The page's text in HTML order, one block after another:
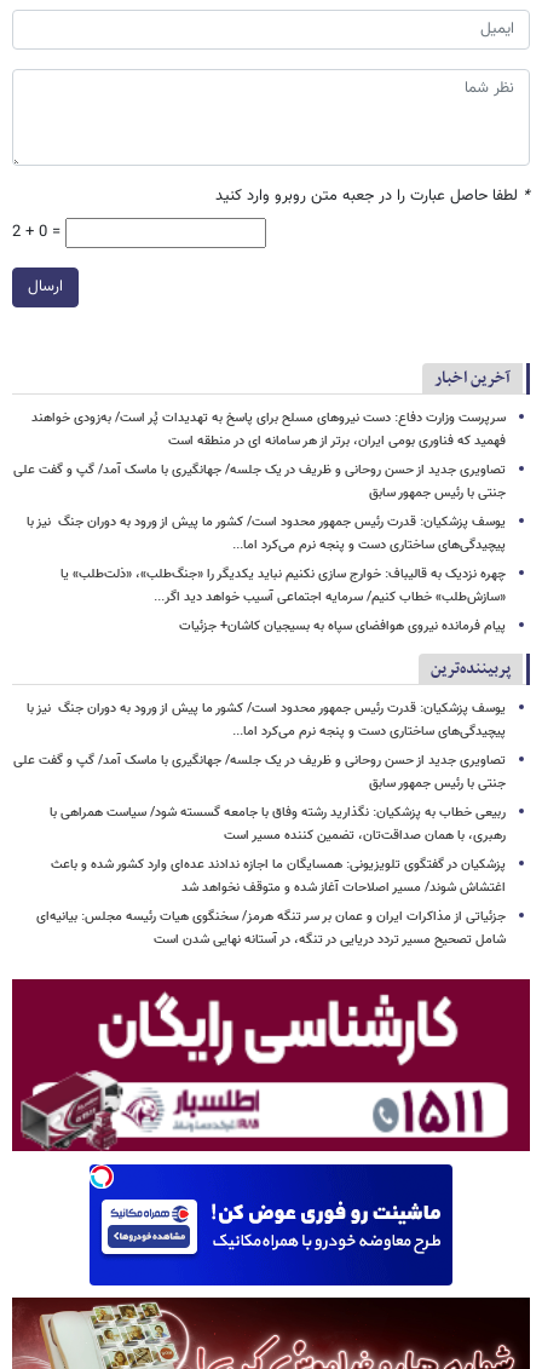
* لطفا حاصل عبارت را در جعبه متن روبرو وارد کنید
2 + 0 =
ارسال
آخرین اخبار
سرپرست وزارت دفاع: دست نیروهای مسلح برای پاسخ به تهدیدات پُر است/ به‌زودی خواهند
فهمید که فناوری بومی ایران، برتر از هر سامانه ای در منطقه است
تصاویری جدید از حسن روحانی و ظریف در یک جلسه/ جهانگیری با ماسک آمد/ گپ و گفت علی
جنتی با رئیس جمهور سابق
یوسف پزشکیان: قدرت رئیس‌ جمهور محدود است/ کشور ما پیش از ورود به دوران جنگ نیز با
پیچیدگی‌های ساختاری دست و پنجه نرم می‌کرد اما...
چهره نزدیک به قالیباف: خوارج سازی نکنیم نباید یکدیگر را «جنگ‌طلب»، «ذلت‌طلب» یا
«سازش‌طلب» خطاب کنیم/ سرمایه اجتماعی آسیب خواهد دید اگر...
پیام فرمانده نیروی هوافضای سپاه به بسیجیان کاشان+ جزئیات
پربیننده‌ترین
یوسف پزشکیان: قدرت رئیس‌ جمهور محدود است/ کشور ما پیش از ورود به دوران جنگ نیز با
پیچیدگی‌های ساختاری دست و پنجه نرم می‌کرد اما...
تصاویری جدید از حسن روحانی و ظریف در یک جلسه/ جهانگیری با ماسک آمد/ گپ و گفت علی
جنتی با رئیس جمهور سابق
ربیعی خطاب به پزشکیان: نگذارید رشته وفاق با جامعه گسسته شود/ سیاست همراهی با
رهبری، با همان صداقت‌تان، تضمین کننده مسیر است
پزشکیان در گفتگوی تلویزیونی: همسایگان ما اجازه ندادند عده‌ای وارد کشور شده و باعث
اغتشاش شوند/ مسیر اصلاحات آغاز شده و متوقف نخواهد شد
جزئیاتی از مذاکرات ایران و عمان بر سر تنگه هرمز/ سخنگوی هیات رئیسه مجلس: بیانیه‌ای
شامل تصحیح مسیر تردد دریایی در تنگه، در آستانه نهایی شدن است